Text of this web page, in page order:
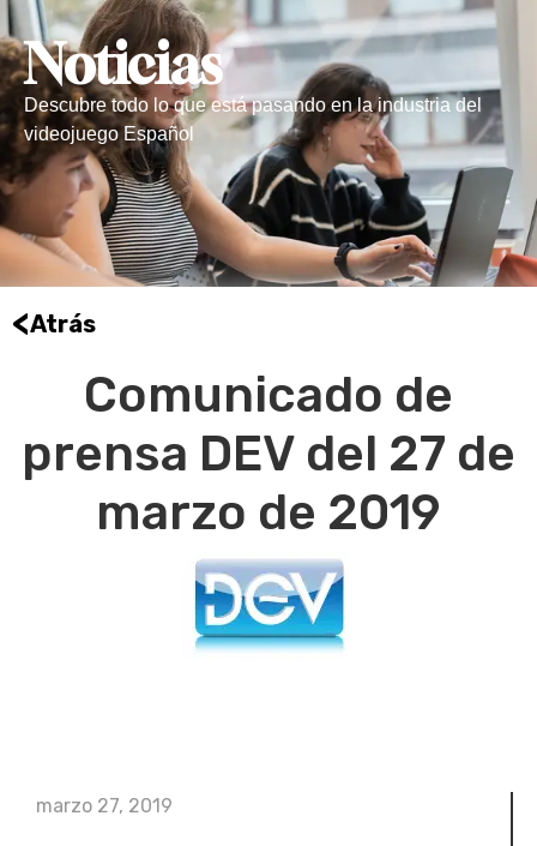
Noticias
Descubre todo lo que está pasando en la industria del
videojuego Español
<Atrás
Comunicado de
prensa DEV del 27 de
marzo de 2019
marzo 27, 2019